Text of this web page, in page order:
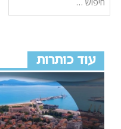
עוד כותרות